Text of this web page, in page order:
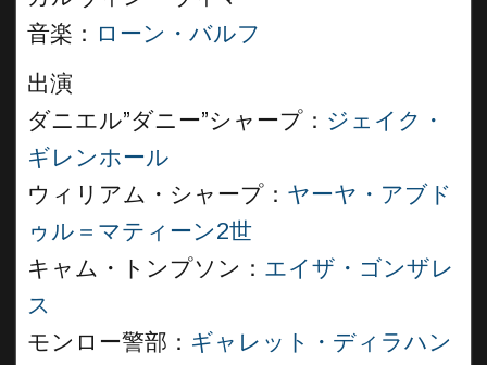
音楽： ローン・バルフ
出演
ダニエル”ダニー”シャープ： ジェイク・
ギレンホール
ウィリアム・シャープ： ヤーヤ・アブド
ゥル＝マティーン2世
キャム・トンプソン： エイザ・ゴンザレ
ス
モンロー警部： ギャレット・ディラハン